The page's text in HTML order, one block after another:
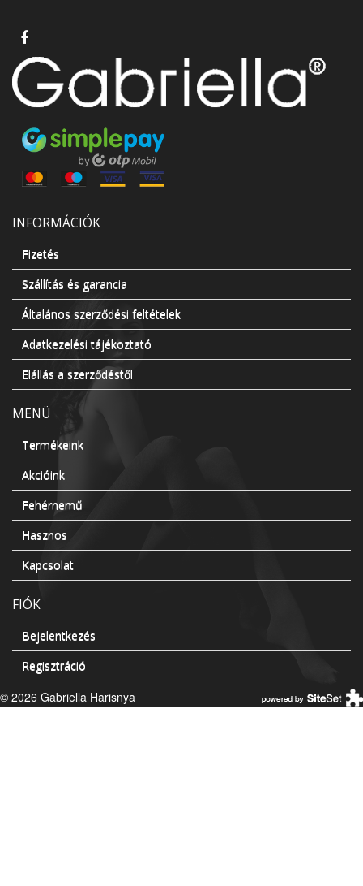
INFORMÁCIÓK
Fizetés
Szállítás és garancia
Általános szerződési feltételek
Adatkezelési tájékoztató
Elállás a szerződéstől
MENÜ
Termékeink
Akcióink
Fehérnemű
Hasznos
Kapcsolat
FIÓK
Bejelentkezés
Regisztráció
© 2026 Gabriella Harisnya